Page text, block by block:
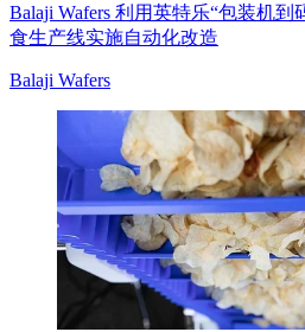
Balaji Wafers 利用英特乐“包装机
食生产线实施自动化改造
Balaji Wafers